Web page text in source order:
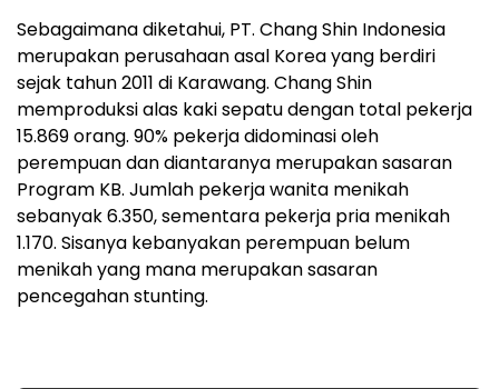
Sebagaimana diketahui, PT. Chang Shin Indonesia
merupakan perusahaan asal Korea yang berdiri
sejak tahun 2011 di Karawang. Chang Shin
memproduksi alas kaki sepatu dengan total pekerja
15.869 orang. 90% pekerja didominasi oleh
perempuan dan diantaranya merupakan sasaran
Program KB. Jumlah pekerja wanita menikah
sebanyak 6.350, sementara pekerja pria menikah
1.170. Sisanya kebanyakan perempuan belum
menikah yang mana merupakan sasaran
pencegahan stunting.